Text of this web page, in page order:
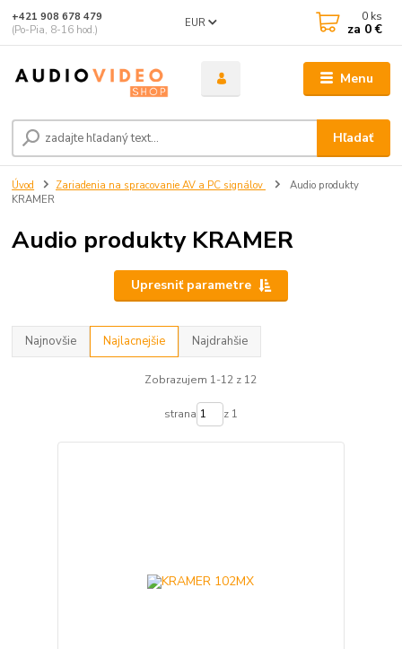
Menu
EUR
Hľadať
+421 908 678 479
(Po-Pia, 8-16 hod.)
0 ks
za 0 €
Úvod Zariadenia na spracovanie AV a PC signálov
Audio produkty
KRAMER
Audio produkty KRAMER
Upresniť parametre
Najnovšie Najlacnejšie Najdrahšie
Zobrazujem 1-12 z 12
strana z 1